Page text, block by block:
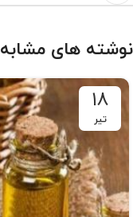
نوشته های مشابه
۱۸
تیر